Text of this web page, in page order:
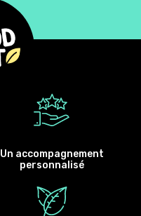
Un accompagnement
personnalisé